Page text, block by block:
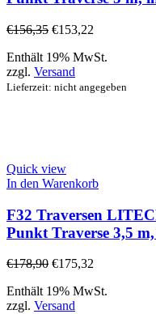
€156,35 €153,22
Enthält 19% MwSt.
zzgl. Versand
Lieferzeit: nicht angegeben
Quick view
In den Warenkorb
F32 Traversen
Punkt Traverse 3,5
€178,90 €175,32
Enthält 19% MwSt.
zzgl. Versand